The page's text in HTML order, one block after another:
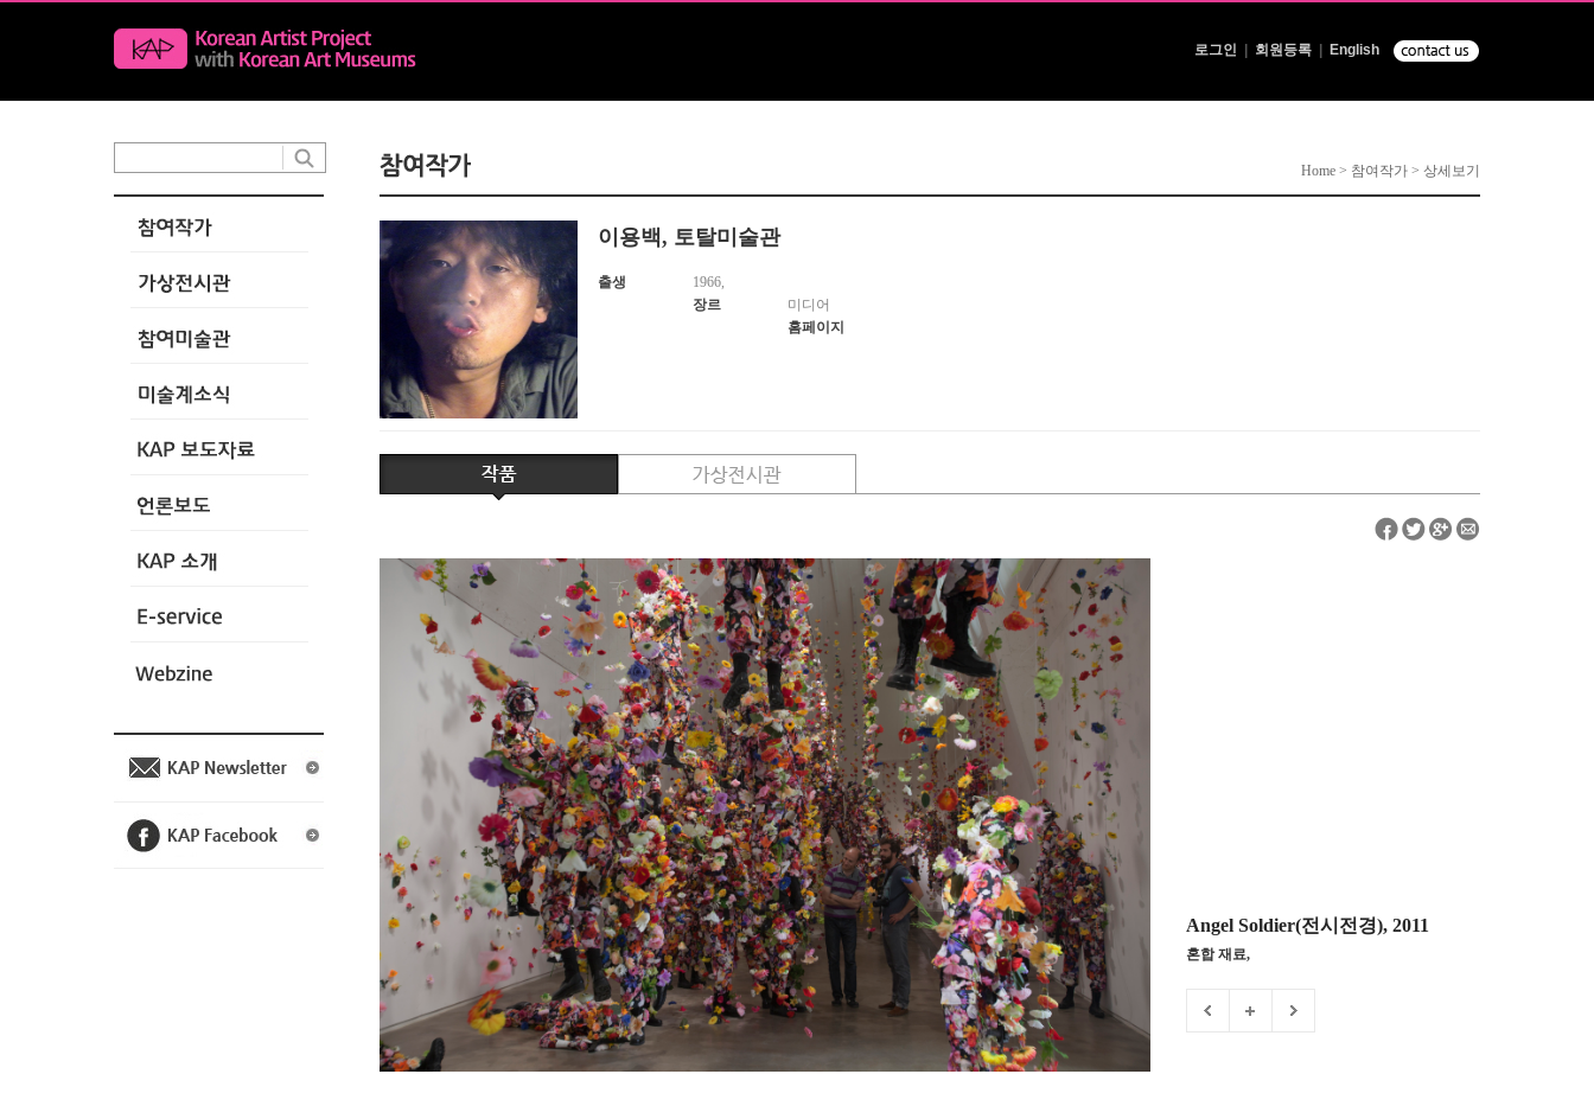
로그인 회원등록 English
Home > 참여작가 > 상세보기
이용백, 토탈미술관
출생
1966,
장르
미디어
홈페이지
Angel Soldier(전시전경), 2011
혼합 재료,